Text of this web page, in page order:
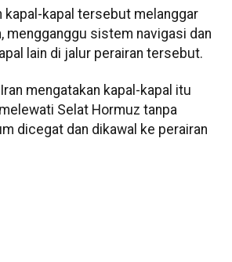
kapal-kapal tersebut melanggar
mengganggu sistem navigasi dan
lain di jalur perairan tersebut.
mengatakan kapal-kapal itu
Selat Hormuz tanpa
dicegat dan dikawal ke perairan